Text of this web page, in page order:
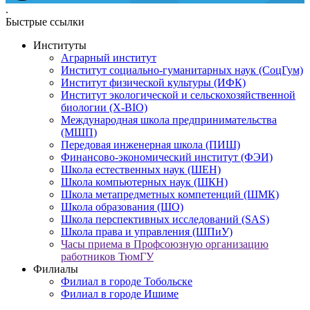
.
Быстрые ссылки
Институты
Аграрный институт
Институт социально-гуманитарных наук (СоцГум)
Институт физической культуры (ИФК)
Институт экологической и сельскохозяйственной
биологии (X-BIO)
Международная школа предпринимательства
(МШП)
Передовая инженерная школа (ПИШ)
Финансово-экономический институт (ФЭИ)
Школа естественных наук (ШЕН)
Школа компьютерных наук (ШКН)
Школа метапредметных компетенций (ШМК)
Школа образования (ШО)
Школа перспективных исследований (SAS)
Школа права и управления (ШПиУ)
Часы приема в Профсоюзную организацию
работников ТюмГУ
Филиалы
Филиал в городе Тобольске
Филиал в городе Ишиме